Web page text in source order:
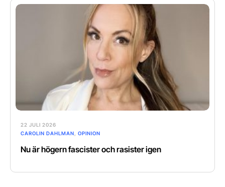
22 JULI 2026
CAROLIN DAHLMAN
OPINION
Nu är högern fascister och rasister igen